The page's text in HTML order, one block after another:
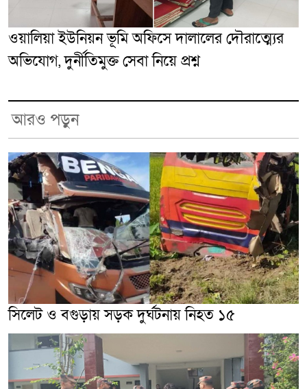
ওয়ালিয়া ইউনিয়ন ভূমি অফিসে দালালের দৌরাত্ম্যের
অভিযোগ, দুর্নীতিমুক্ত সেবা নিয়ে প্রশ্ন
আরও পড়ুন
সিলেট ও বগুড়ায় সড়ক দুর্ঘটনায় নিহত ১৫